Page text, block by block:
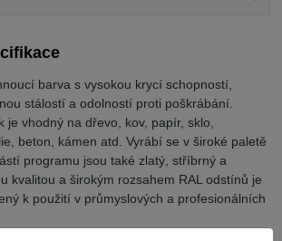
barva s vysokou krycí schopností,
stálostí a odolností proti poškrábání.
je vhodný na dřevo, kov, papír, sklo,
beton, kámen atd. Vyrábí se v široké paletě
programu jsou také zlatý, stříbrný a
kvalitou a širokým rozsahem RAL odstínů je
k použití v průmyslových a profesionálních